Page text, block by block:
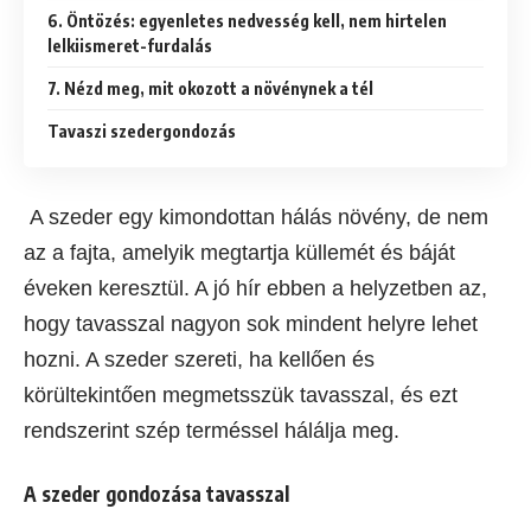
6. Öntözés: egyenletes nedvesség kell, nem hirtelen
lelkiismeret-furdalás
7. Nézd meg, mit okozott a növénynek a tél
Tavaszi szedergondozás
A szeder egy kimondottan hálás növény, de nem
az a fajta, amelyik megtartja küllemét és báját
éveken keresztül. A jó hír ebben a helyzetben az,
hogy tavasszal nagyon sok mindent helyre lehet
hozni. A szeder szereti, ha kellően és
körültekintően megmetsszük tavasszal, és ezt
rendszerint szép terméssel hálálja meg.
A szeder gondozása tavasszal